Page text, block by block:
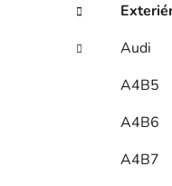
Audi
A4B5
A4B6
A4B7